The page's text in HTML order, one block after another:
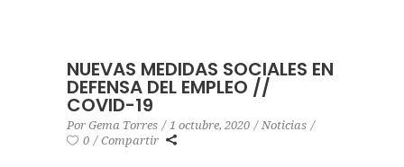
NUEVAS MEDIDAS SOCIALES EN
DEFENSA DEL EMPLEO //
COVID-19
Por Gema Torres 1 octubre, 2020
Noticias
0
Compartir